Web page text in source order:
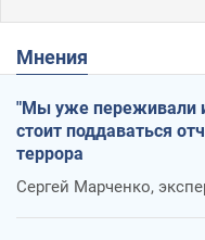
Мнения
"Мы уже переживали
стоит поддаваться
террора
Сергей Марченко,